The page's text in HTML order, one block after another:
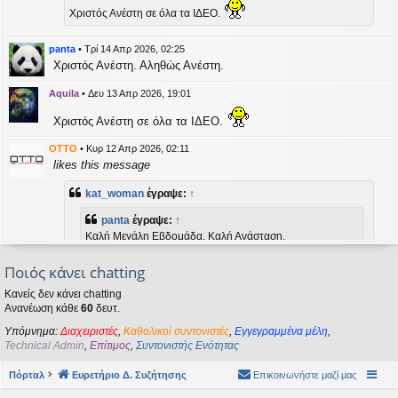
Χριστός Ανέστη σε όλα τα ΙΔΕΟ.
panta • Τρί 14 Απρ 2026, 02:25
Χριστός Ανέστη. Αληθώς Ανέστη.
Aquila • Δευ 13 Απρ 2026, 19:01
Χριστός Ανέστη σε όλα τα ΙΔΕΟ.
OTTO • Κυρ 12 Απρ 2026, 02:11
likes this message
kat_woman έγραψε: ↑
panta έγραψε: ↑
Καλή Μεγάλη Εβδομάδα. Καλή Ανάσταση.
Καλή Ανάσταση σε όλους!
kat_woman•Τετ 08 Απρ 2026, 14:21
pantaέγραψε:↑
Καλή Μεγάλη Εβδομάδα. Καλή Ανάσταση.
Καλή Ανάσταση σε όλους!
Ποιός κάνει chatting
Κανείς δεν κάνει chatting
Ανανέωση κάθε 60 δευτ.
Υπόμνημα: Διαχειριστές Καθολικοί συντονιστές Εγγεγραμμένα μέλη
Technical Admin Επίτιμος Συντονιστής Ενότητας
Πόρταλ Ευρετήριο Δ. Συζήτησης Επικοινωνήστε μαζί μας